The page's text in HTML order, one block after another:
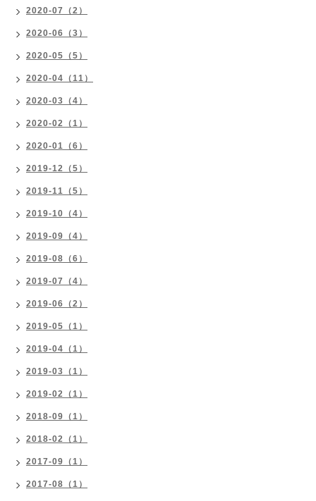
2020-07（2）
2020-06（3）
2020-05（5）
2020-04（11）
2020-03（4）
2020-02（1）
2020-01（6）
2019-12（5）
2019-11（5）
2019-10（4）
2019-09（4）
2019-08（6）
2019-07（4）
2019-06（2）
2019-05（1）
2019-04（1）
2019-03（1）
2019-02（1）
2018-09（1）
2018-02（1）
2017-09（1）
2017-08（1）